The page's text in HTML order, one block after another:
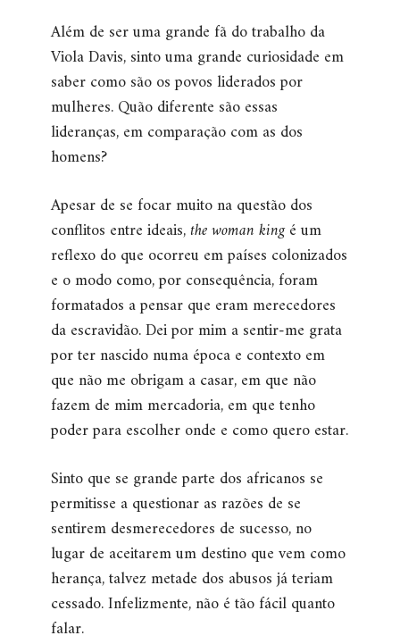
Além de ser uma grande fã do trabalho da
Viola Davis, sinto uma grande curiosidade em
saber como são os povos liderados por
mulheres. Quão diferente são essas
lideranças, em comparação com as dos
homens?
Apesar de se focar muito na questão dos
conflitos entre ideais,the woman kingé um
reflexo do que ocorreu em países colonizados
e o modo como, por consequência, foram
formatados a pensar que eram merecedores
da escravidão. Dei por mim a sentir-me grata
por ter nascido numa época e contexto em
que não me obrigam a casar, em que não
fazem de mim mercadoria, em que tenho
poder para escolher onde e como quero estar.
Sinto que se grande parte dos africanos se
permitisse a questionar as razões de se
sentirem desmerecedores de sucesso, no
lugar de aceitarem um destino que vem como
herança, talvez metade dos abusos já teriam
cessado. Infelizmente, não é tão fácil quanto
falar.